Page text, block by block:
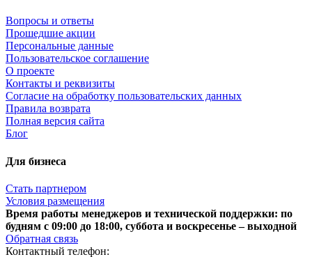
Вопросы и ответы
Прошедшие акции
Персональные данные
Пользовательское соглашение
О проекте
Контакты и реквизиты
Согласие на обработку пользовательских данных
Правила возврата
Полная версия сайта
Блог
Для бизнеса
Стать партнером
Условия размещения
Время работы менеджеров и технической поддержки: по
будням с 09:00 до 18:00, суббота и воскресенье – выходной
Обратная связь
Контактный телефон: